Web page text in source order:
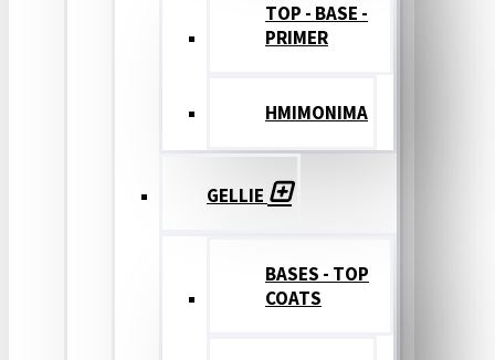
TOP - BASE -
PRIMER
ΗΜΙΜΟΝΙΜΑ
GELLIE
BASES - TOP
COATS